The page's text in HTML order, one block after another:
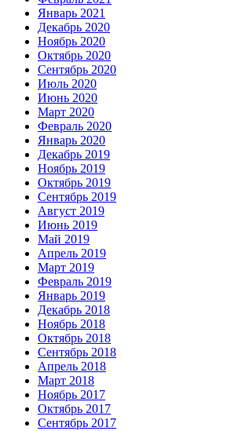
Январь 2021
Декабрь 2020
Ноябрь 2020
Октябрь 2020
Сентябрь 2020
Июль 2020
Июнь 2020
Март 2020
Февраль 2020
Январь 2020
Декабрь 2019
Ноябрь 2019
Октябрь 2019
Сентябрь 2019
Август 2019
Июнь 2019
Май 2019
Апрель 2019
Март 2019
Февраль 2019
Январь 2019
Декабрь 2018
Ноябрь 2018
Октябрь 2018
Сентябрь 2018
Апрель 2018
Март 2018
Ноябрь 2017
Октябрь 2017
Сентябрь 2017